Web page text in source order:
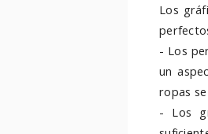
Los
- Los
un
ropas
- Los